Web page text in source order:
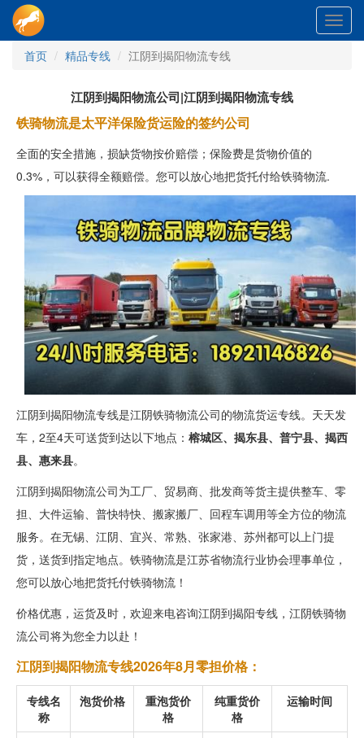
首页
精品专线 江阴到揭阳物流专线
江阴到揭阳物流公司|江阴到揭阳物流专线
铁骑物流是太平洋保险货运险的签约公司
全面的安全措施，损缺货物按价赔偿；保险费是货物价值的
0.3%，可以获得全额赔偿。您可以放心地把货托付给铁骑物流.
江阴到揭阳物流专线是江阴铁骑物流公司的物流货运专线。天天发
车，2至4天可送货到达以下地点： 榕城区、揭东县、普宁县、揭西
县、惠来县。
江阴到揭阳物流公司为工厂、贸易商、批发商等货主提供整车、零
担、大件运输、普快特快、搬家搬厂、回程车调用等全方位的物流
服务。在无锡、江阴、宜兴、常熟、张家港、苏州都可以上门提
货，送货到指定地点。铁骑物流是江苏省物流行业协会理事单位，
您可以放心地把货托付铁骑物流！
价格优惠，运货及时，欢迎来电咨询江阴到揭阳专线，江阴铁骑物
流公司将为您全力以赴！
江阴到揭阳物流专线2026年8月零担价格：
专线名
称
泡货价格
重泡货价
格
纯重货价
格
运输时间